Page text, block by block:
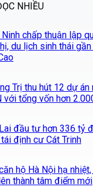
NHIỀU
chấp thuận lập
du lịch sinh thái
Trị thu hút 12 dự án
với tổng vốn hơn
đầu tư hơn 336 tỷ
tái định cư Cát Trinh
hộ Hà Nội hạ
thành tâm điểm mới